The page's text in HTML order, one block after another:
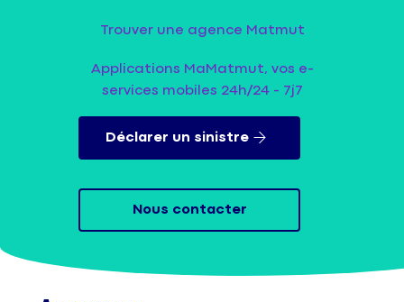
Trouver une agence Matmut
Applications MaMatmut, vos e-
services mobiles 24h/24 - 7j7
Déclarer un sinistre
Nous contacter